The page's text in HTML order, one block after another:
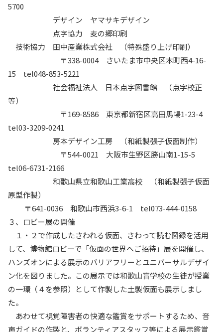
5700
デザイン ヤマサキデザイン
点字協力 麦の郷印刷
技術協力 田中産業株式会社 （特殊盛り上げ印刷）
〒338-0004 さいたま市中央区本町西4-16-
15 tel048-853-5221
社会福祉法人 日本点字図書館 （点字校正
等）
〒169-8586 東京都新宿区高田馬場1-23-4
tel03-3209-0241
房本デザイン工房 （和紙製張子仮面制作）
〒544-0021 大阪市生野区勝山南1-15-5
tel06-6731-2166
和歌山県立和歌山工業高校 （和紙製張子仮面
原型作製）
〒641-0036 和歌山市西浜3-6-1 tel073-444-0158
３、ロビー展の開催
１・２で作成したさわれる仮面、さわって読む図録を活用
して、博物館ロビーで「仮面の世界へご招待」展を開催し、
ハンズオンによる展示のバリアフリーとユニバーサルデザイ
ン化を図りました。この展示では和歌山盲学校の生徒が授業
の一環（４を参照）として作製した土製仮面も展示しまし
た。
あわせて視覚障害者の快適な鑑賞をサポートするため、音
声ガイドの作製と、ボランティアスタッフ等による展示鑑賞